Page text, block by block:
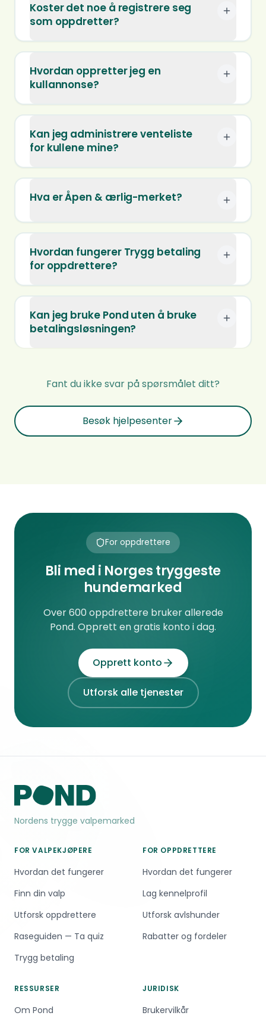
Koster det noe å registrere seg
som oppdretter?
Hvordan oppretter jeg en
kullannonse?
Kan jeg administrere venteliste
for kullene mine?
Hva er Åpen & ærlig-merket?
Hvordan fungerer Trygg betaling
for oppdrettere?
Kan jeg bruke Pond uten å bruke
betalingsløsningen?
Fant du ikke svar på spørsmålet ditt?
Besøk hjelpesenter
For oppdrettere
Bli med i Norges tryggeste
hundemarked
Over 600 oppdrettere bruker allerede
Pond. Opprett en gratis konto i dag.
Opprett konto
Utforsk alle tjenester
Nordens trygge valpemarked
FOR VALPEKJØPERE
Hvordan det fungerer
Finn din valp
Utforsk oppdrettere
Raseguiden — Ta quiz
Trygg betaling
FOR OPPDRETTERE
Hvordan det fungerer
Lag kennelprofil
Utforsk avlshunder
Rabatter og fordeler
RESSURSER
Om Pond
JURIDISK
Brukervilkår